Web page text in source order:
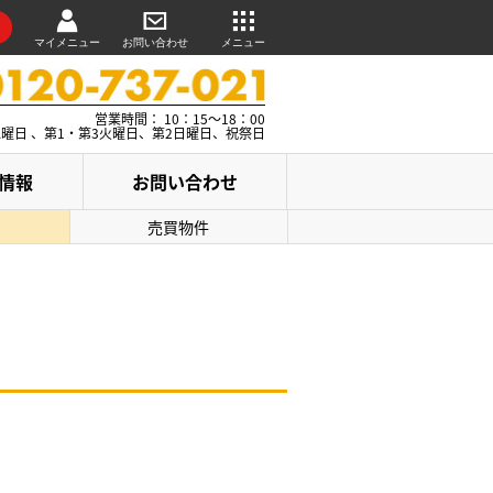
マイメニュー お問い合わせ メニュー
営業時間： 10：15～18：00
日 、第1・第3火曜日、第2日曜日、祝祭日
報 お問い合わせ
売買物件